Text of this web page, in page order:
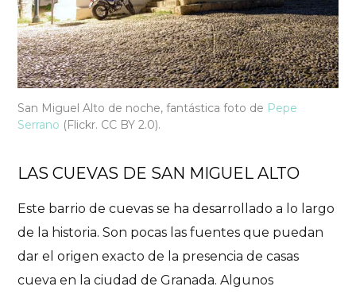
San Miguel Alto de noche, fantástica foto de Pepe
Serrano (Flickr. CC BY 2.0).
LAS CUEVAS DE SAN MIGUEL ALTO
Este barrio de cuevas se ha desarrollado a lo largo
de la historia. Son pocas las fuentes que puedan
dar el origen exacto de la presencia de casas
cueva en la ciudad de Granada. Algunos